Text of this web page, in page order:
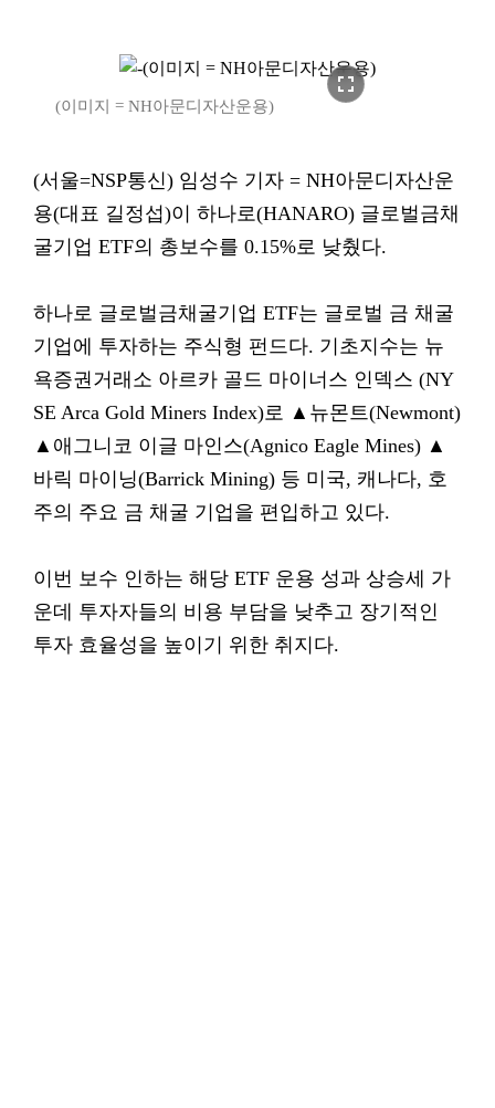
fullscreen
(이미지 = NH아문디자산운용)
(서울=NSP통신) 임성수 기자 = NH아문디자산운
용(대표 길정섭)이 하나로(HANARO) 글로벌금채
굴기업 ETF의 총보수를 0.15%로 낮췄다.
하나로 글로벌금채굴기업 ETF는 글로벌 금 채굴
기업에 투자하는 주식형 펀드다. 기초지수는 뉴
욕증권거래소 아르카 골드 마이너스 인덱스 (NY
SE Arca Gold Miners Index)로 ▲뉴몬트(Newmont)
▲애그니코 이글 마인스(Agnico Eagle Mines) ▲
바릭 마이닝(Barrick Mining) 등 미국, 캐나다, 호
주의 주요 금 채굴 기업을 편입하고 있다.
이번 보수 인하는 해당 ETF 운용 성과 상승세 가
운데 투자자들의 비용 부담을 낮추고 장기적인
투자 효율성을 높이기 위한 취지다.